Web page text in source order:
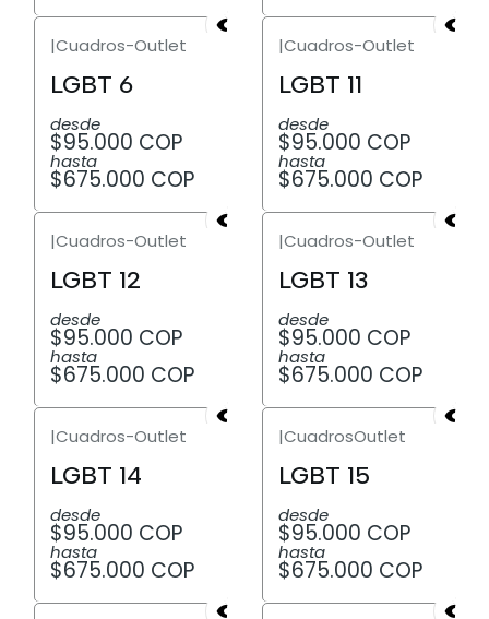
|Cuadros-Outlet
LGBT 6
desde
$95.000 COP
hasta
$675.000 COP
|Cuadros-Outlet
LGBT 11
desde
$95.000 COP
hasta
$675.000 COP
|Cuadros-Outlet
LGBT 12
desde
$95.000 COP
hasta
$675.000 COP
|Cuadros-Outlet
LGBT 13
desde
$95.000 COP
hasta
$675.000 COP
|Cuadros-Outlet
LGBT 14
desde
$95.000 COP
hasta
$675.000 COP
|CuadrosOutlet
LGBT 15
desde
$95.000 COP
hasta
$675.000 COP